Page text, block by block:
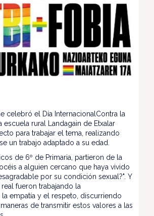
celebró el Día InternacionalContra la
escuela rural Landagain de Etxalar
para trabajar el tema, realizando
un trabajo adaptado a su edad.
de 6º de Primaria, partieron de la
a alguien cercano que haya vivido
por su condición sexual?". Y
fueron trabajando la
empatía y el respeto, discurriendo
de transmitir estos valores a las